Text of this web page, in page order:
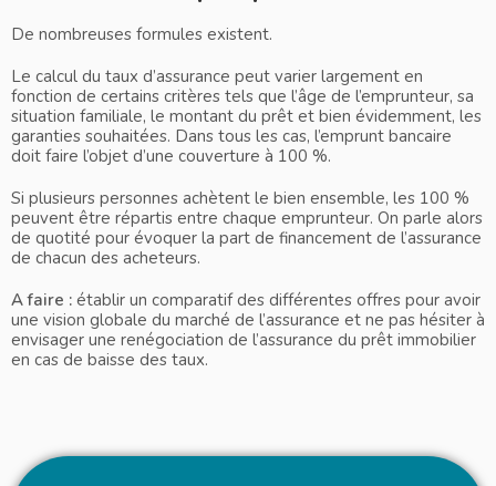
De nombreuses formules existent.
Le calcul du taux d’assurance peut varier largement en
fonction de certains critères tels que l’âge de l’emprunteur, sa
situation familiale, le montant du prêt et bien évidemment, les
garanties souhaitées. Dans tous les cas, l’emprunt bancaire
doit faire l’objet d’une couverture à 100 %.
Si plusieurs personnes achètent le bien ensemble, les 100 %
peuvent être répartis entre chaque emprunteur. On parle alors
de quotité pour évoquer la part de financement de l’assurance
de chacun des acheteurs.
A faire : établir un comparatif des différentes offres pour avoir
une vision globale du marché de l’assurance et ne pas hésiter à
envisager une renégociation de l’assurance du prêt immobilier
en cas de baisse des taux.